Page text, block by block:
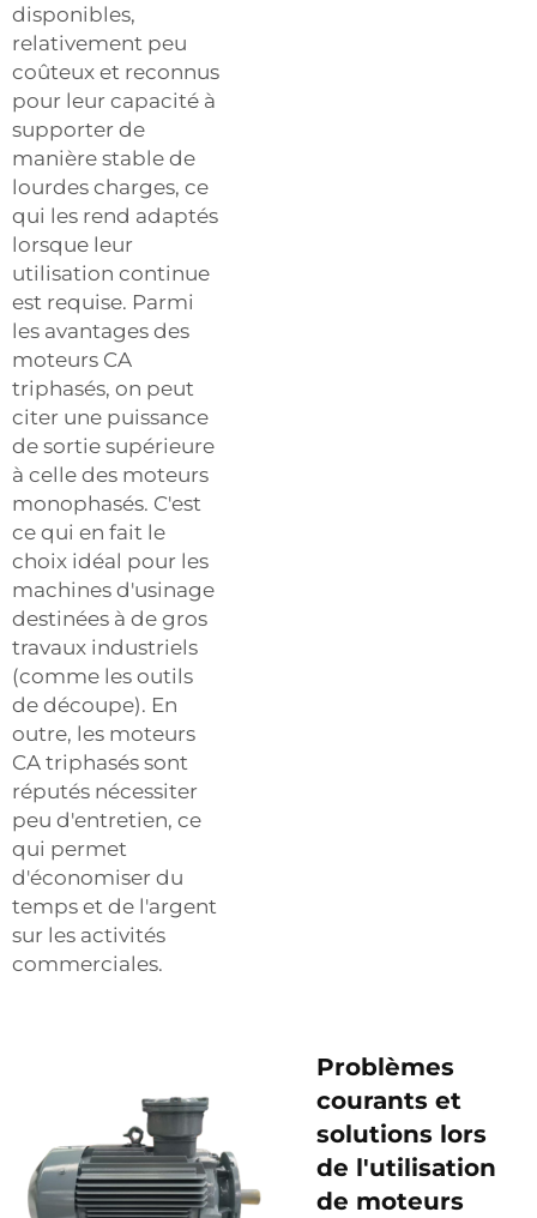
disponibles,
relativement peu
coûteux et reconnus
pour leur capacité à
supporter de
manière stable de
lourdes charges, ce
qui les rend adaptés
lorsque leur
utilisation continue
est requise. Parmi
les avantages des
moteurs CA
triphasés, on peut
citer une puissance
de sortie supérieure
à celle des moteurs
monophasés. C'est
ce qui en fait le
choix idéal pour les
machines d'usinage
destinées à de gros
travaux industriels
(comme les outils
de découpe). En
outre, les moteurs
CA triphasés sont
réputés nécessiter
peu d'entretien, ce
qui permet
d'économiser du
temps et de l'argent
sur les activités
commerciales.
Problèmes
courants et
solutions lors
de l'utilisation
de moteurs